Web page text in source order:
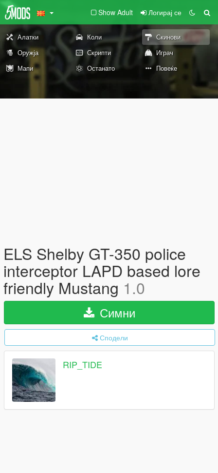
Show Adult Логирај се
Алатки Коли
Скинови
Оружја
Скрипти
Играч
Мапи
Останато Повеќе
ELS Shelby GT-350 police
interceptor LAPD based lore
friendly Mustang 1.0
Симни
Сподели
RIP_TIDE